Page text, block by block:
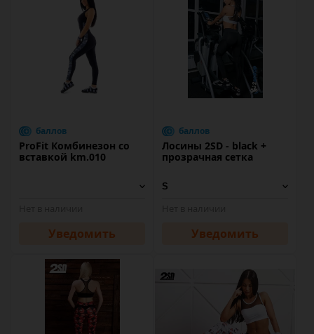
баллов
ProFit Комбинезон со
вставкой km.010
Уведомить
баллов
Лосины 2SD - black +
прозрачная сетка
Уведомить